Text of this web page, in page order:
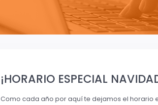
¡HORARIO ESPECIAL
Como cada año por aquí te dejamos el horario